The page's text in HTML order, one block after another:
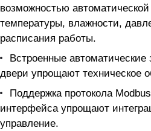
возможностью автоматической
температуры, влажности,
расписания работы.
Встроенные
двери упрощают техническое
Поддержка протокола
интерфейса упрощают
управление.